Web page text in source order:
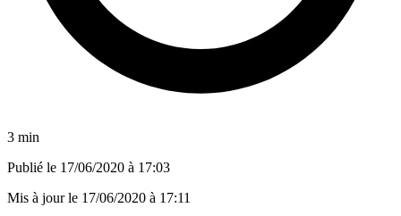
3 min
Publié le 17/06/2020 à 17:03
Mis à jour le 17/06/2020 à 17:11